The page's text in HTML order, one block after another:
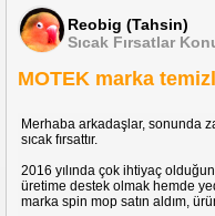
Reobig (Tahsin)
Sıcak Fırsatlar
MOTEK marka
Merhaba arkadaşlar, sonunda
sıcak fırsattır.
2016 yılında çok ihtiyaç
üretime destek olmak hemde
marka spin mop satın aldım,